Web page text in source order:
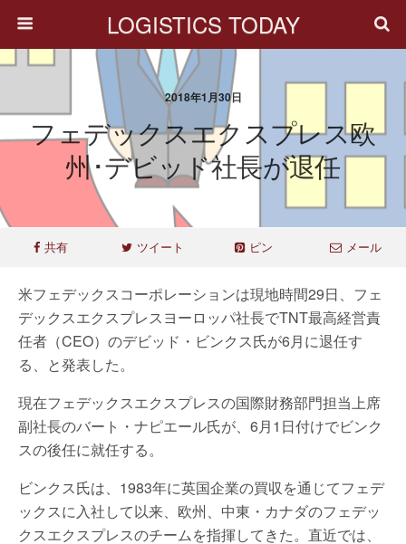
LOGISTICS TODAY
2018年1月30日
フェデックスエクスプレス欧
州･デビッド社長が退任
共有 ツイート ピン メール
米フェデックスコーポレーションは現地時間29日、フェ
デックスエクスプレスヨーロッパ社長でTNT最高経営責
任者（CEO）のデビッド・ビンクス氏が6月に退任す
る、と発表した。
現在フェデックスエクスプレスの国際財務部門担当上席
副社長のバート・ナピエール氏が、6月1日付けでビンク
スの後任に就任する。
ビンクス氏は、1983年に英国企業の買収を通じてフェデ
ックスに入社して以来、欧州、中東・カナダのフェデッ
クスエクスプレスのチームを指揮してきた。直近では、